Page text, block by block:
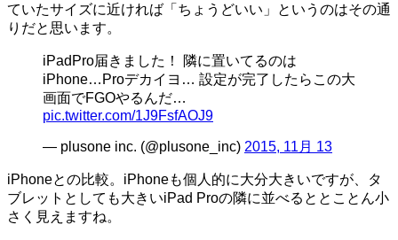
ていたサイズに近ければ「ちょうどいい」というのはその通
りだと思います。
iPadPro届きました！ 隣に置いてるのは
iPhone…Proデカイヨ… 設定が完了したらこの大
画面でFGOやるんだ…
pic.twitter.com/1J9FsfAOJ9
— plusone inc. (@plusone_inc) 2015, 11月 13
iPhoneとの比較。iPhoneも個人的に大分大きいですが、タ
ブレットとしても大きいiPad Proの隣に並べるととことん小
さく見えますね。